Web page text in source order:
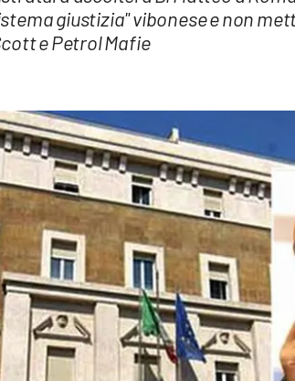
giustizia" vibonese e non
e Petrol Mafie